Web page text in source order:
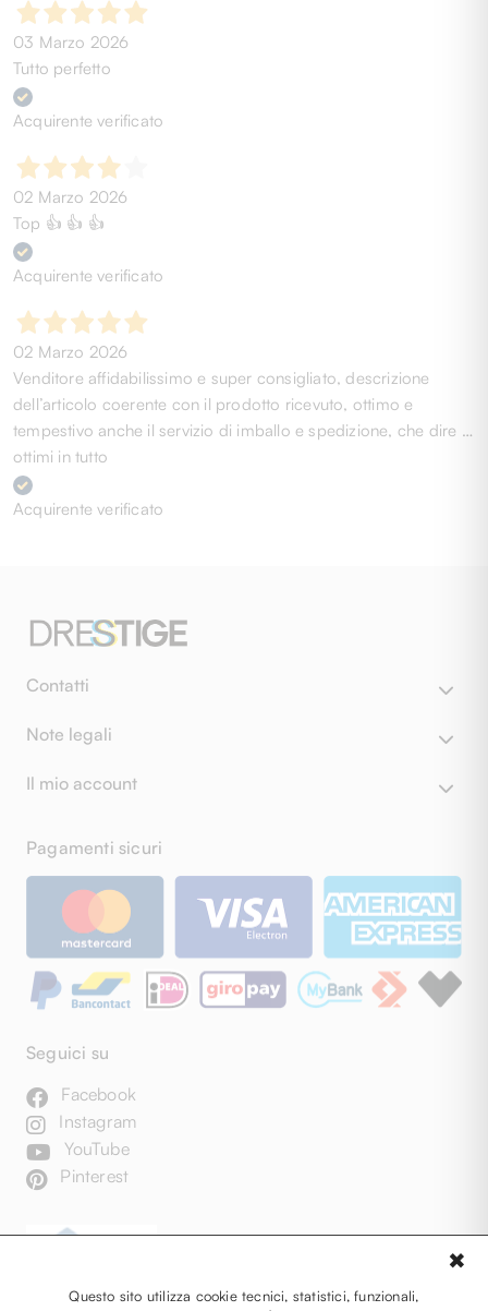
03 Marzo 2026
Tutto perfetto
Acquirente verificato
02 Marzo 2026
Top 👍 👍 👍
Acquirente verificato
02 Marzo 2026
Venditore affidabilissimo e super consigliato, descrizione
dell’articolo coerente con il prodotto ricevuto, ottimo e
tempestivo anche il servizio di imballo e spedizione, che dire …
ottimi in tutto
Acquirente verificato
Contatti
Note legali
Il mio account
Pagamenti sicuri
Seguici su
Facebook
Instagram
YouTube
Pinterest
Questo sito utilizza cookie tecnici, statistici, funzionali,
✖